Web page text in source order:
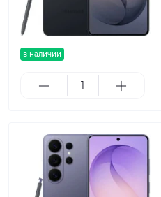
в наличии